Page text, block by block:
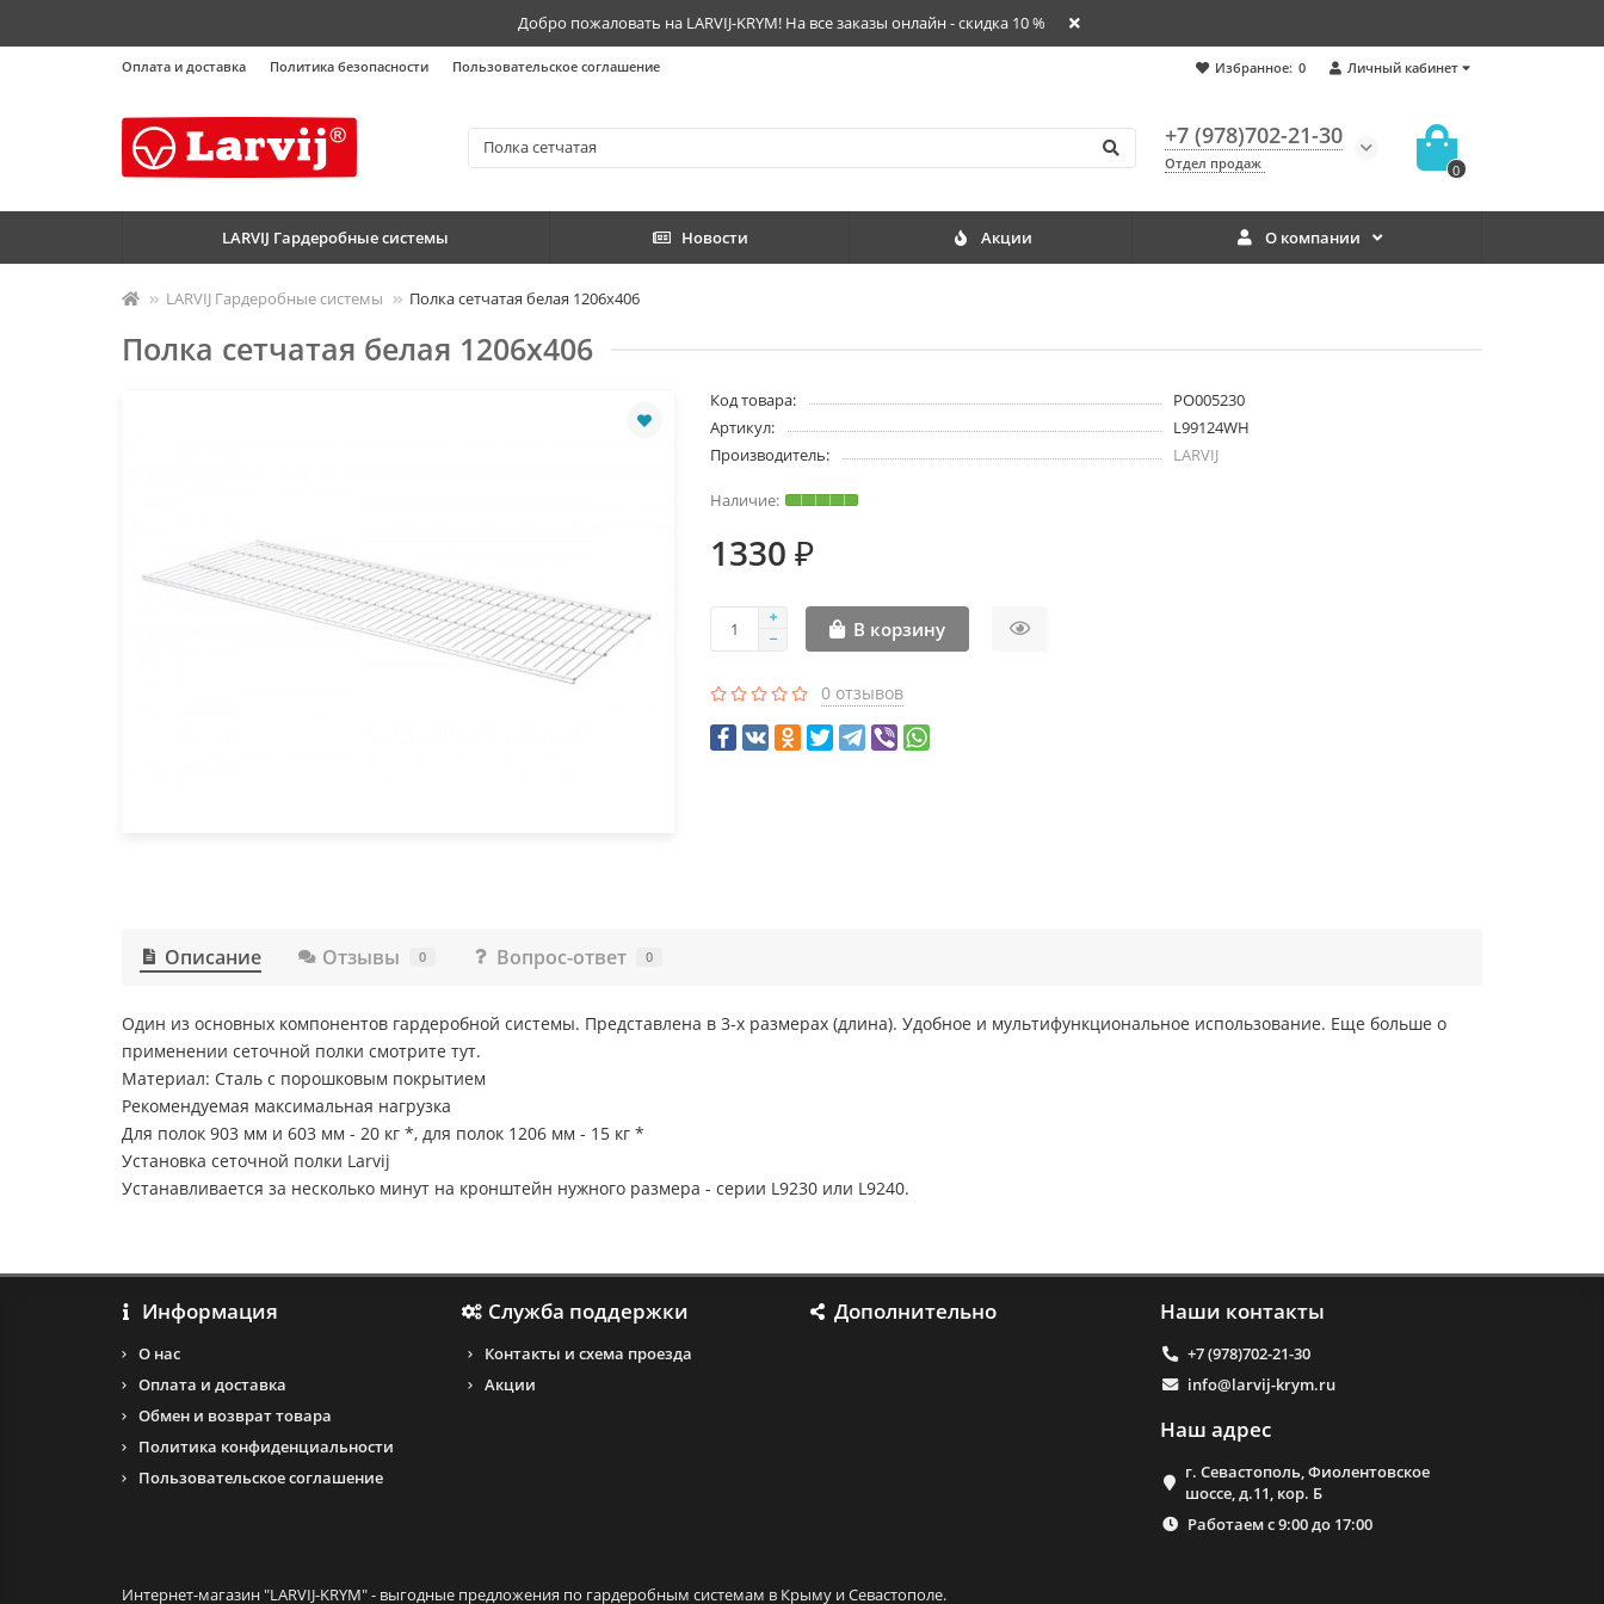
Добро пожаловать на LARVIJ-KRYM! На все заказы онлайн - скидка 10 %
Личный кабинет
Избранное: 0
Оплата и доставка Политика безопасности Пользовательское соглашение
+7 (978)702-21-30
Отдел продаж 0
LARVIJ Гардеробные системы Новости Акции О компании
LARVIJ Гардеробные системы Полка сетчатая белая 1206х406
Полка сетчатая белая 1206х406
Код товара:
PO005230
Артикул:
L99124WH
Производитель:
LARVIJ
1330 ₽
В корзину
0 отзывов
Описание Отзывы 0 Вопрос-ответ 0
Один из основных компонентов гардеробной системы. Представлена в 3-х размерах (длина). Удобное и мультифункциональное использование. Еще больше о
применении сеточной полки смотрите тут.
Материал: Сталь с порошковым покрытием
Рекомендуемая максимальная нагрузка
Для полок 903 мм и 603 мм - 20 кг *, для полок 1206 мм - 15 кг *
Установка сеточной полки Larvij
Устанавливается за несколько минут на кронштейн нужного размера - серии L9230 или L9240.
Информация
О нас
Оплата и доставка
Обмен и возврат товара
Политика конфиденциальности
Пользовательское соглашение
Служба поддержки
Контакты и схема проезда
Акции
Дополнительно Наши контакты
+7 (978)702-21-30
info@larvij-krym.ru
Наш адрес
г. Севастополь, Фиолентовское
шоссе, д.11, кор. Б
Работаем с 9:00 до 17:00
Интернет-магазин "LARVIJ-KRYM" - выгодные предложения по гардеробным системам в Крыму и Севастополе.